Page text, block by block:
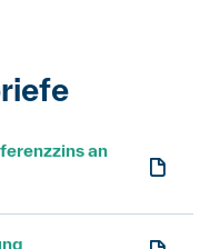
an